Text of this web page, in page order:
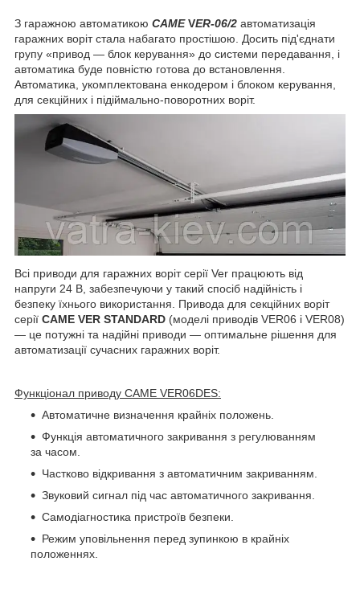
З гаражною автоматикою CAMEVER-06/2 автоматизація
гаражних воріт стала набагато простішою. Досить під'єднати
групу «привод — блок керування» до системи передавання, і
автоматика буде повністю готова до встановлення.
Автоматика, укомплектована енкодером і блоком керування,
для секційних і підіймально-поворотних воріт.
Всі приводи для гаражних воріт серії Ver працюють від
напруги 24 В, забезпечуючи у такий спосіб надійність і
безпеку їхнього використання. Привода для секційних воріт
серії CAME VER STANDARD (моделі приводів VER06 і VER08)
— це потужні та надійні приводи — оптимальне рішення для
автоматизації сучасних гаражних воріт.
Функціонал приводу CAME VER06DES:
Автоматичне визначення крайніх положень.
Функція автоматичного закривання з регулюванням
за часом.
Частково відкривання з автоматичним закриванням.
Звуковий сигнал під час автоматичного закривання.
Самодіагностика пристроїв безпеки.
Режим уповільнення перед зупинкою в крайніх
положеннях.